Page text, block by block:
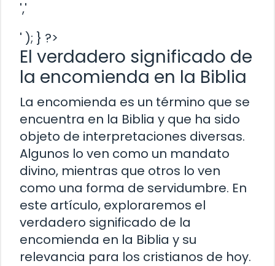
','
' ); } ?>
El verdadero significado de
la encomienda en la Biblia
La encomienda es un término que se
encuentra en la Biblia y que ha sido
objeto de interpretaciones diversas.
Algunos lo ven como un mandato
divino, mientras que otros lo ven
como una forma de servidumbre. En
este artículo, exploraremos el
verdadero significado de la
encomienda en la Biblia y su
relevancia para los cristianos de hoy.